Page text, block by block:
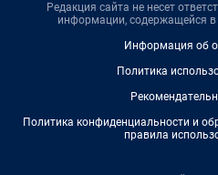
Редакция сайта не несет
информации, содержащейся
Информация об
Политика
Политика конфиденциальности и
правила